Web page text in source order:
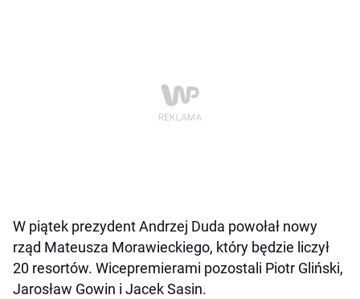
W piątek prezydent Andrzej Duda powołał nowy
rząd Mateusza Morawieckiego, który będzie liczył
20 resortów. Wicepremierami pozostali Piotr Gliński,
Jarosław Gowin i Jacek Sasin.